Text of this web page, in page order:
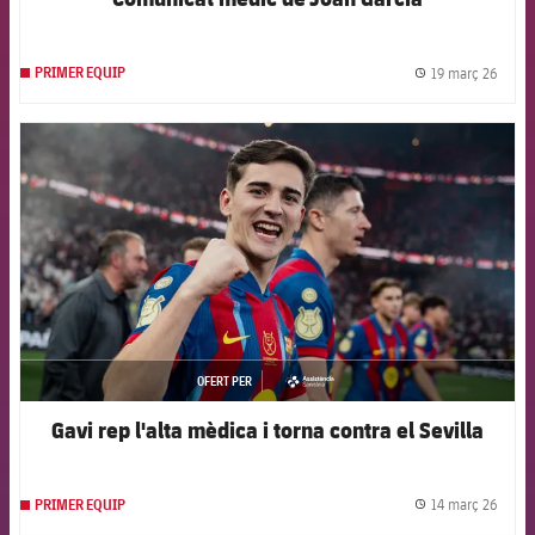
PRIMER EQUIP 19 març 26
FCB Barcelona badge
OFERT PER
asistencia
Gavi rep l'alta mèdica i torna contra el Sevilla
PRIMER EQUIP 14 març 26